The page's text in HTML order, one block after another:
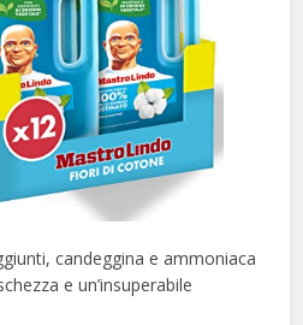
candeggina e ammoniaca
e un’insuperabile